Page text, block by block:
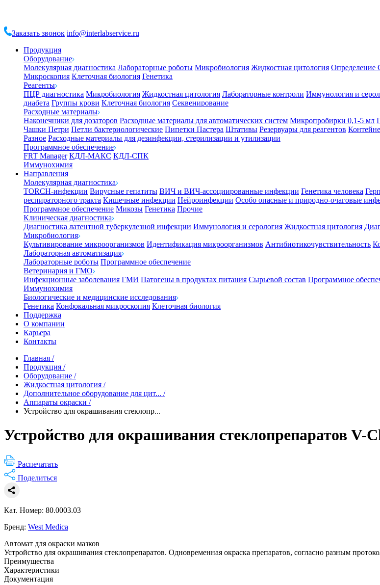
Заказать звонок info@interlabservice.ru
Продукция
Оборудование
Молекулярная диагностика Лабораторные роботы Микробиология Жидкостная цитология
Микроскопия Клеточная биология Генетика
Реагенты
ПЦР диагностика Микробиология Жидкостная цитология Лабораторные контроли Иммунология и
диабета Группы крови Клеточная биология Секвенирование
Расходные материалы
Наконечники для дозаторов Расходные материалы для автоматических систем Микропробирки 0,1-5 мл
Чашки Петри Петли бактериологические Пипетки Пастера Штативы Резервуары для реагентов
Разное Расходные материалы для дезинфекции, стерилизации и утилизации
Программное обеспечение
FRT Manager КДЛ-МАКС КДЛ-СПК
Иммунохимия
Направления
Молекулярная диагностика
TORCH-инфекции Вирусные гепатиты ВИЧ и ВИЧ-ассоциированные инфекции Генетика человека
респираторного тракта Кишечные инфекции Нейроинфекции Особо опасные и природно-очаговые
Программное обеспечение Микозы Генетика Прочие
Клиническая диагностика
Диагностика латентной туберкулезной инфекции Иммунология и серология Жидкостная цитология
Микробиология
Культивирование микроорганизмов Идентификация микроорганизмов Антибиотикочувствительность
Лабораторная автоматизация
Лабораторные роботы Программное обеспечение
Ветеринария и ГМО
Инфекционные заболевания ГМИ Патогены в продуктах питания Сырьевой состав Программное
Иммунохимия
Биологические и медицинские исследования
Генетика Конфокальная микроскопия Клеточная биология
Поддержка
О компании
Карьера
Контакты
Главная /
Продукция /
Оборудование /
Жидкостная цитология /
Дополнительное оборудование для цит... /
Аппараты окраски /
Устройство для окрашивания стеклопр...
Устройство для окрашивания стеклопрепаратов V-
Распечатать
Поделиться
Кат. Номер: 80.0003.03
Бренд: West Medica
Автомат для окраски мазков
Устройство для окрашивания стеклопрепаратов. Одновременная окраска препаратов, согласно разным
Преимущества
Характеристики
Документация